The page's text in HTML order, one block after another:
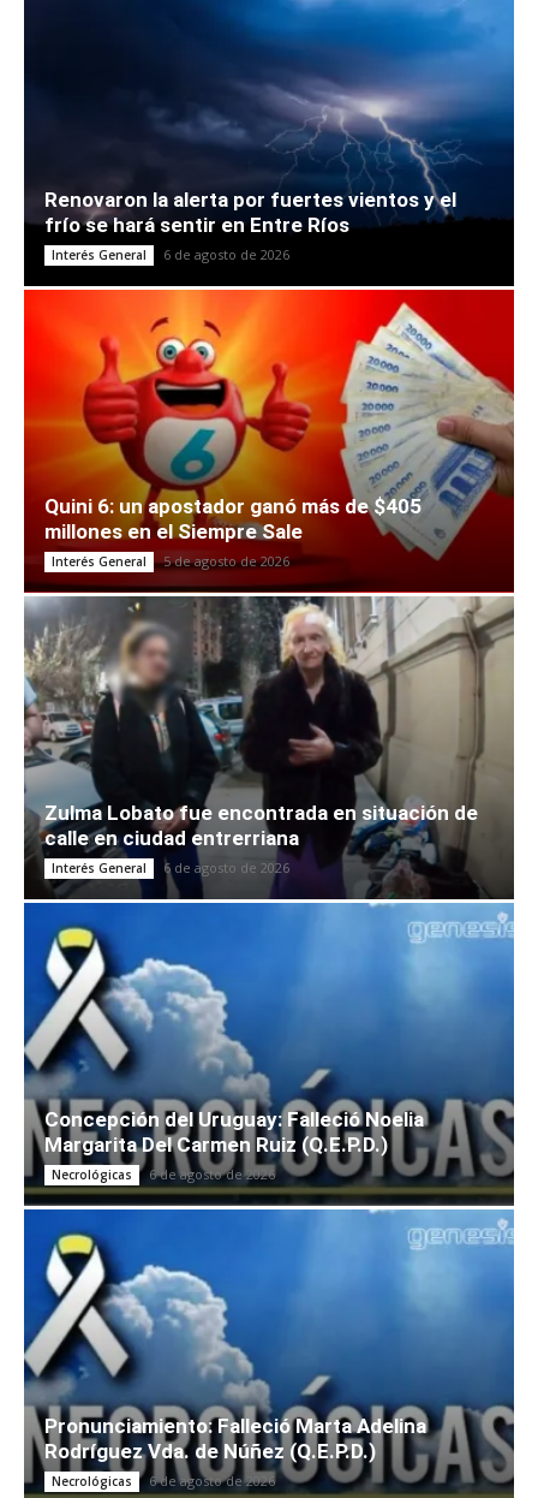
Renovaron la alerta por fuertes vientos y el
frío se hará sentir en Entre Ríos
Interés General 6 de agosto de 2026
Quini 6: un apostador ganó más de $405
millones en el Siempre Sale
Interés General 5 de agosto de 2026
Zulma Lobato fue encontrada en situación de
calle en ciudad entrerriana
Interés General 6 de agosto de 2026
Concepción del Uruguay: Falleció Noelia
Margarita Del Carmen Ruiz (Q.E.P.D.)
Necrológicas 6 de agosto de 2026
Pronunciamiento: Falleció Marta Adelina
Rodríguez Vda. de Núñez (Q.E.P.D.)
Necrológicas 6 de agosto de 2026